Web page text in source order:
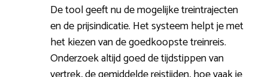
De tool geeft nu de mogelijke treintrajecten
en de prijsindicatie. Het systeem helpt je met
het kiezen van de goedkoopste treinreis.
Onderzoek altijd goed de tijdstippen van